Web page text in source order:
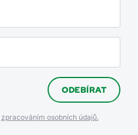
ODEBÍRAT
zpracováním osobních údajů.